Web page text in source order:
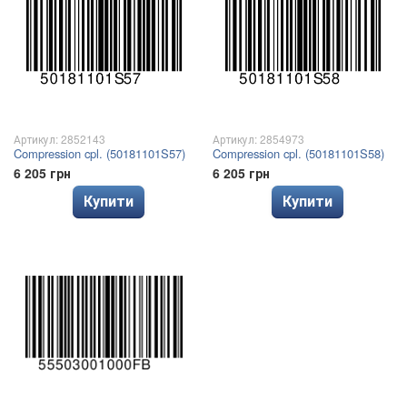
Артикул: 2852143
Compression cpl. (50181101S57)
6 205 грн
Купити
Артикул: 2854973
Compression cpl. (50181101S58)
6 205 грн
Купити